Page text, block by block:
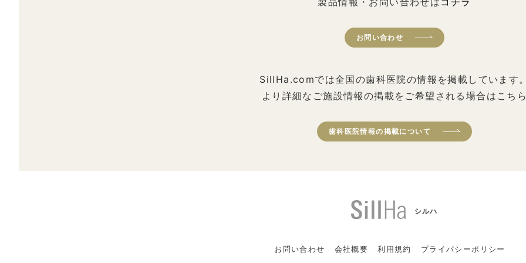
お問い合わせ
SillHa.comでは全国の歯科医院の情報を掲載しています
より詳細なご施設情報の掲載をご希望される場合はこち
歯科医院情報の掲載について
シルハ
お問い合わせ 会社概要 利用規約 プライバシーポリシー